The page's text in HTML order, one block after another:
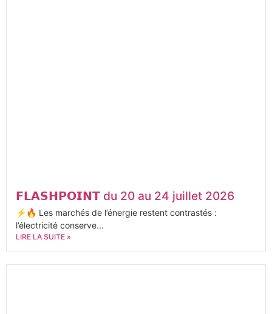
𝗙𝗟𝗔𝗦𝗛𝗣𝗢𝗜𝗡𝗧 du 20 au 24 juillet 2026
⚡🔥 Les marchés de l’énergie restent contrastés :
l’électricité conserve...
LIRE LA SUITE »